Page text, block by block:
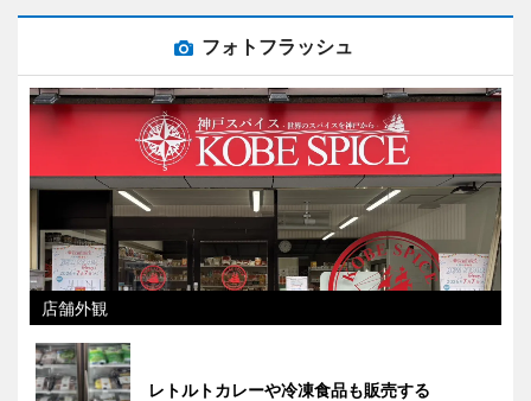
フォトフラッシュ
店舗外観
レトルトカレーや冷凍食品も販売する